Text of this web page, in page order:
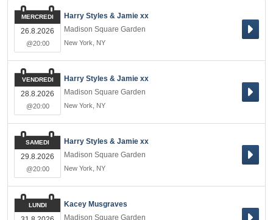
Harry Styles & Jamie xx
Madison Square Garden
New York NY
MERCREDI
26.8.2026
@20:00
Harry Styles & Jamie xx
Madison Square Garden
New York NY
VENDREDI
28.8.2026
@20:00
Harry Styles & Jamie xx
Madison Square Garden
New York NY
SAMEDI
29.8.2026
@20:00
Kacey Musgraves
Madison Square Garden
LUNDI